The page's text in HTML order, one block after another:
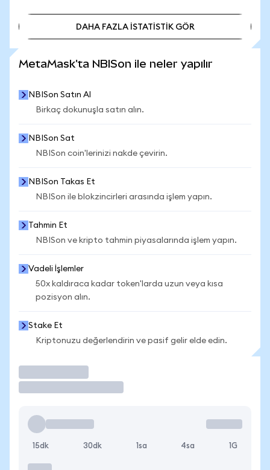
DAHA FAZLA İSTATİSTİK GÖR
MetaMask'ta NBISon ile neler yapılır
NBISon Satın Al
Birkaç dokunuşla satın alın.
NBISon Sat
NBISon coin'lerinizi nakde çevirin.
NBISon Takas Et
NBISon ile blokzincirleri arasında işlem yapın.
Tahmin Et
NBISon ve kripto tahmin piyasalarında işlem yapın.
Vadeli İşlemler
50x kaldıraca kadar token'larda uzun veya kısa
pozisyon alın.
Stake Et
Kriptonuzu değerlendirin ve pasif gelir elde edin.
15dk 30dk 1sa 4sa 1G